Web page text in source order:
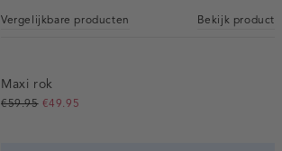
Vergelijkbare producten Bekijk product
Maxi rok
€59.95 €49.95